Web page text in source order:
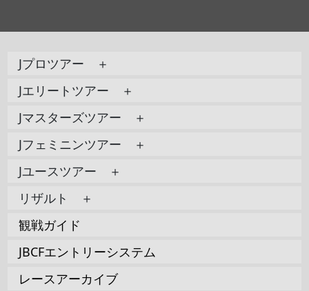
Jプロツアー ＋
Jエリートツアー ＋
Jマスターズツアー ＋
Jフェミニンツアー ＋
Jユースツアー ＋
リザルト ＋
観戦ガイド
JBCFエントリーシステム
レースアーカイブ